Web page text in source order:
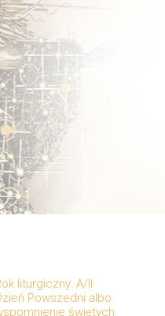
liturgiczny: A/II
Powszedni albo
świętych